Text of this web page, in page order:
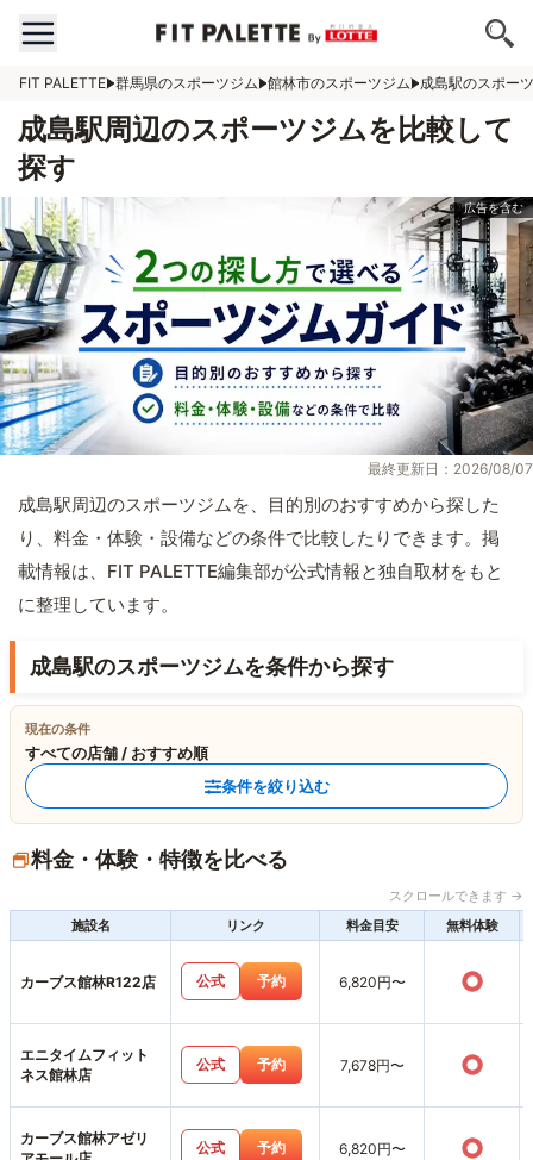
FIT PALETTE 群馬県のスポーツジム 館林市のスポーツジム 成島駅のスポー
成島駅周辺のスポーツジムを比較して
探す
最終更新日：2026/08/07
成島駅周辺のスポーツジムを、目的別のおすすめから探した
り、料金・体験・設備などの条件で比較したりできます。掲
載情報は、FIT PALETTE編集部が公式情報と独自取材をもと
に整理しています。
成島駅のスポーツジムを条件から探す
現在の条件
すべての店舗 / おすすめ順
条件を絞り込む
料金・体験・特徴を比べる
スクロールできます →
施設名
リンク 料金目安 無料体験
カーブス館林R122店 公式 予約 6,820円〜 ○
エニタイムフィット
ネス館林店
公式 予約 7,678円〜 ○
カーブス館林アゼリ
公式 予約 6,820円〜 ○